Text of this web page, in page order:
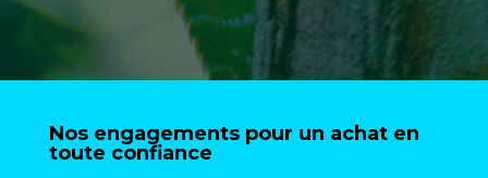
Nos engagements pour un achat en
toute confiance